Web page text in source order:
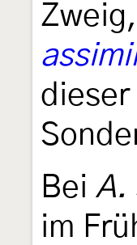
dieser
Bei A.
im